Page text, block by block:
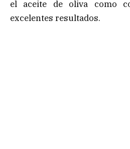
el aceite de oliva como
excelentes resultados.